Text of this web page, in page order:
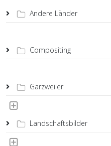
Andere Länder
Compositing
Garzweiler
Landschaftsbilder